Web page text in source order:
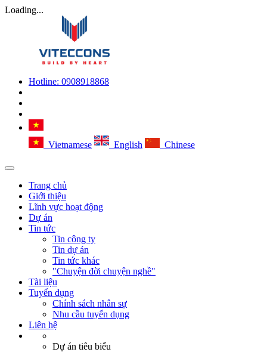
Loading...
Hotline: 0908918868
Vietnamese English Chinese
Trang chủ
Giới thiệu
Lĩnh vực hoạt động
Dự án
Tin tức
Tin công ty
Tin dự án
Tin tức khác
"Chuyện đời chuyện nghề"
Tài liệu
Tuyển dụng
Chính sách nhân sự
Nhu cầu tuyển dụng
Liên hệ
Dự án tiêu biểu